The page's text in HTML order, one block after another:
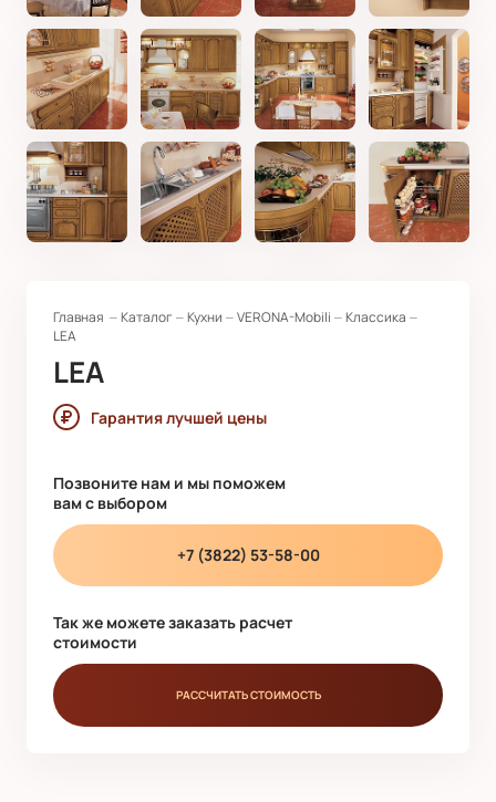
Главная Каталог Кухни VERONA-Mobili
Классика
LEA
LEA
Гарантия лучшей цены
Позвоните нам и мы поможем
вам с выбором
+7 (3822) 53-58-00
Так же можете заказать расчет
стоимости
РАССЧИТАТЬ СТОИМОСТЬ